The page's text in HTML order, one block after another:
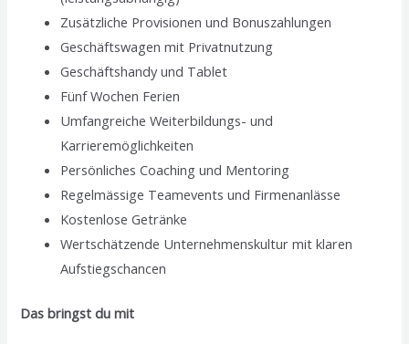
Zusätzliche Provisionen und Bonuszahlungen
Geschäftswagen mit Privatnutzung
Geschäftshandy und Tablet
Fünf Wochen Ferien
Umfangreiche Weiterbildungs- und
Karrieremöglichkeiten
Persönliches Coaching und Mentoring
Regelmässige Teamevents und Firmenanlässe
Kostenlose Getränke
Wertschätzende Unternehmenskultur mit klaren
Aufstiegschancen
Das bringst du mit